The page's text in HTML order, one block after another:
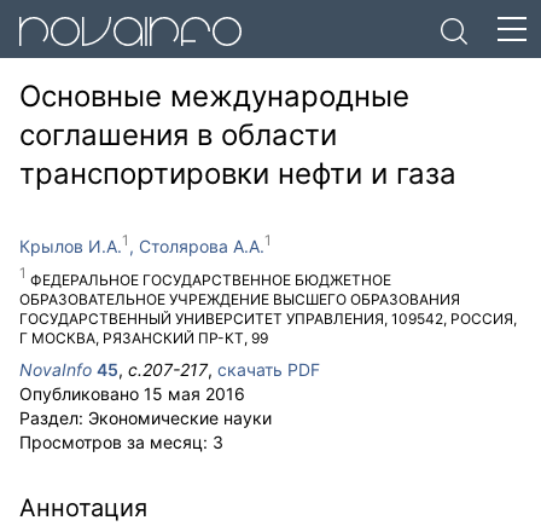
Основные международные
соглашения в области
транспортировки нефти и газа
Крылов И.А.
ФЕДЕРАЛЬНОЕ ГОСУДАРСТВЕННОЕ БЮДЖЕТНОЕ
ОБРАЗОВАТЕЛЬНОЕ УЧРЕЖДЕНИЕ ВЫСШЕГО ОБРАЗОВАНИЯ
ГОСУДАРСТВЕННЫЙ УНИВЕРСИТЕТ УПРАВЛЕНИЯ, 109542, РОССИЯ,
Г МОСКВА, РЯЗАНСКИЙ ПР-КТ, 99
Столярова А.А.
NovaInfo 45, с.207-217, скачать PDF
Опубликовано 15 мая 2016
Раздел: Экономические науки
Просмотров за месяц: 3
Аннотация